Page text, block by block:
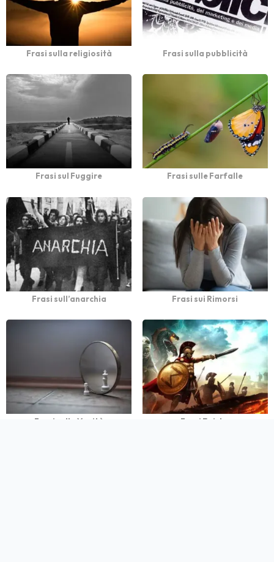
Frasi sulla religiosità Frasi sulla pubblicità
Frasi sul Fuggire Frasi sulle Farfalle
Frasi sull’anarchia Frasi sui Rimorsi
Frasi sulla Vanità Frasi Epiche